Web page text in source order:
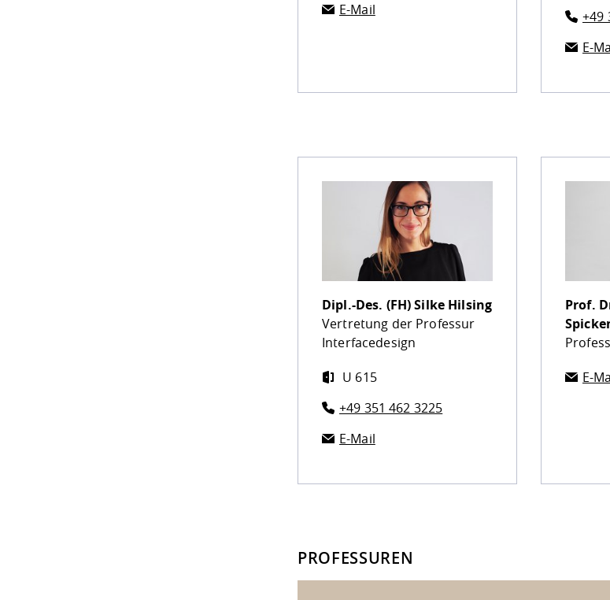
E-Mail
+49
E-
Dipl.-Des. (FH)Silke Hilsing
Vertretung der Professur
Interfacedesign
U 615
+49 351 462 3225
E-Mail
Prof.
E-
PROFESSUREN